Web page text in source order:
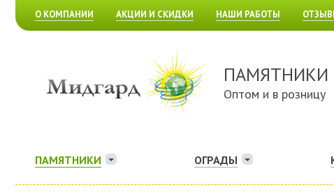
О КОМПАНИИ АКЦИИ И СКИДКИ НАШИ РАБОТЫ
ПАМЯТНИКИ
Оптом и в розницу
ПАМЯТНИКИ ОГРАДЫ